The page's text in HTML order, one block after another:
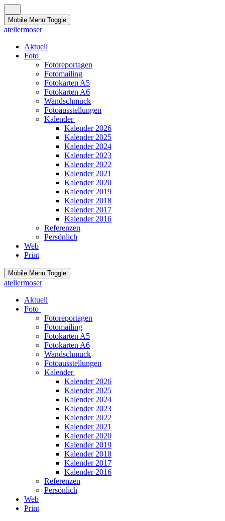
Mobile Menu Toggle
ateliermoser
Aktuell
Foto
Fotoreportagen
Fotomailing
Fotokarten A5
Fotokarten A6
Wandschmuck
Fotoausstellungen
Kalender
Kalender 2026
Kalender 2025
Kalender 2024
Kalender 2023
Kalender 2022
Kalender 2021
Kalender 2020
Kalender 2019
Kalender 2018
Kalender 2017
Kalender 2016
Referenzen
Persönlich
Web
Print
Mobile Menu Toggle
ateliermoser
Aktuell
Foto
Fotoreportagen
Fotomailing
Fotokarten A5
Fotokarten A6
Wandschmuck
Fotoausstellungen
Kalender
Kalender 2026
Kalender 2025
Kalender 2024
Kalender 2023
Kalender 2022
Kalender 2021
Kalender 2020
Kalender 2019
Kalender 2018
Kalender 2017
Kalender 2016
Referenzen
Persönlich
Web
Print